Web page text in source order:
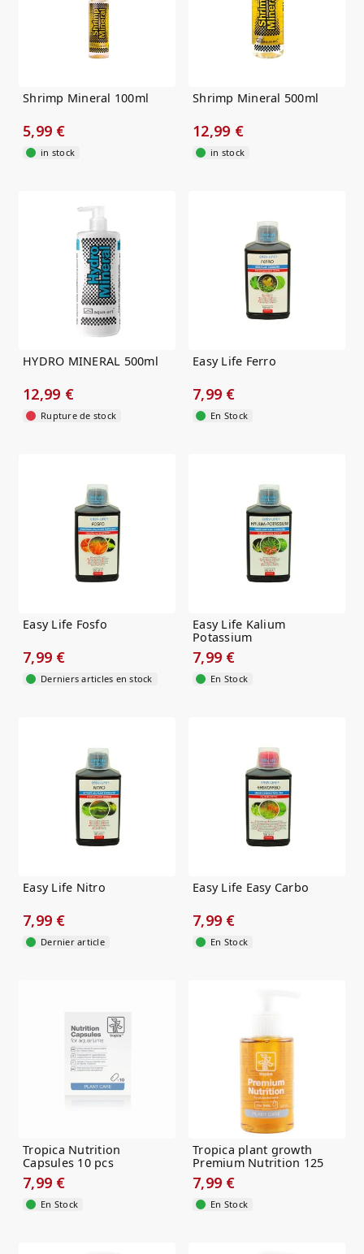
Shrimp Mineral 100ml
5,99 €
in stock
Shrimp Mineral 500ml
12,99 €
in stock
HYDRO MINERAL 500ml
12,99 €
Rupture de stock
Easy Life Ferro
7,99 €
En Stock
Easy Life Fosfo
7,99 €
Derniers articles en stock
Easy Life Kalium
Potassium
7,99 €
En Stock
Easy Life Nitro
7,99 €
Dernier article
Easy Life Easy Carbo
7,99 €
En Stock
Tropica Nutrition
Capsules 10 pcs
7,99 €
En Stock
Tropica plant growth
Premium Nutrition 125
mL
7,99 €
En Stock